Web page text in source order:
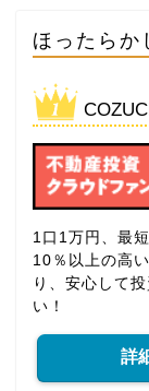
ほったらか
1口1万円、最
10％以上の高
り、安心して
い！
詳